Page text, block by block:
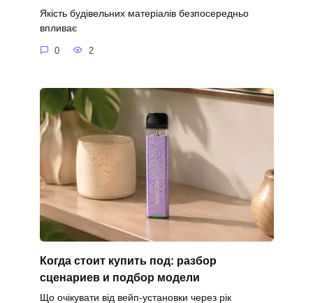
Якість будівельних матеріалів безпосередньо
впливає
0 2
Когда стоит купить под: разбор
сценариев и подбор модели
Що очікувати від вейп-установки через рік